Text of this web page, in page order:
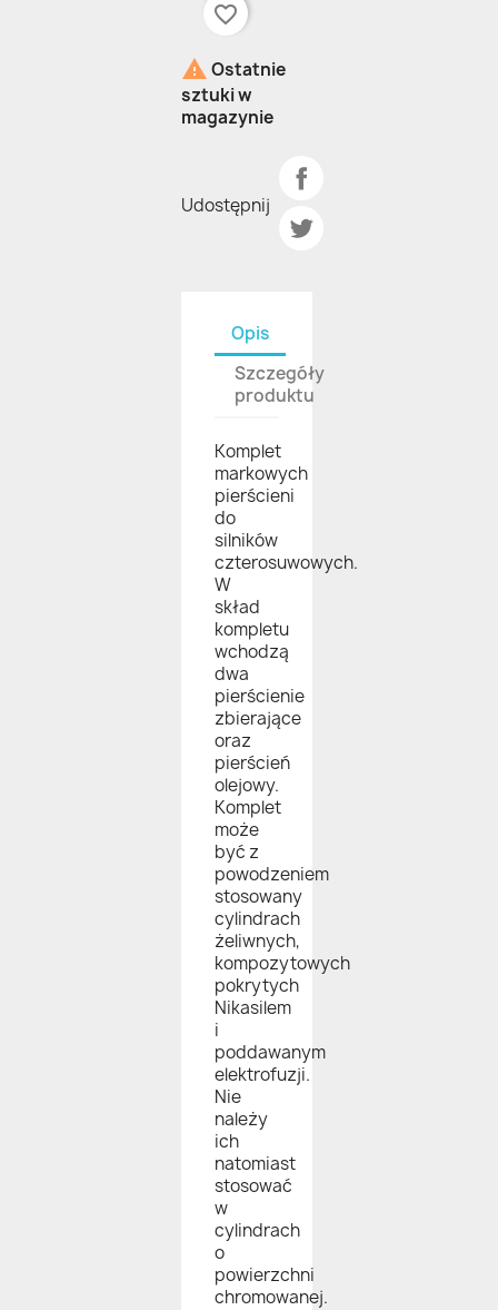
favorite_border
 Ostatnie
sztuki w
magazynie
Udostępnij
Opis
Szczegóły
produktu
Komplet
markowych
pierścieni
do
silników
czterosuwowych.
W
skład
kompletu
wchodzą
dwa
pierścienie
zbierające
oraz
pierścień
olejowy.
Komplet
może
być z
powodzeniem
stosowany
cylindrach
żeliwnych,
kompozytowych
pokrytych
Nikasilem
i
poddawanym
elektrofuzji.
Nie
należy
ich
natomiast
stosować
w
cylindrach
o
powierzchni
chromowanej.